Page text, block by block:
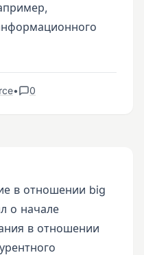
• 0
в отношении big
о начале
в отношении